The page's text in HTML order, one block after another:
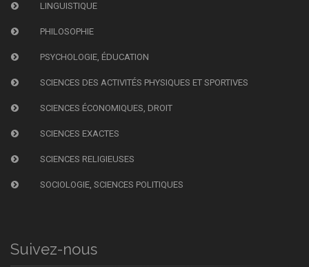
LINGUISTIQUE
PHILOSOPHIE
PSYCHOLOGIE, ÉDUCATION
SCIENCES DES ACTIVITÉS PHYSIQUES ET SPORTIVES
SCIENCES ÉCONOMIQUES, DROIT
SCIENCES EXACTES
SCIENCES RELIGIEUSES
SOCIOLOGIE, SCIENCES POLITIQUES
Suivez-nous